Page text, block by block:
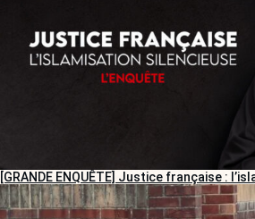
[GRANDE ENQUÊTE] Justice française :